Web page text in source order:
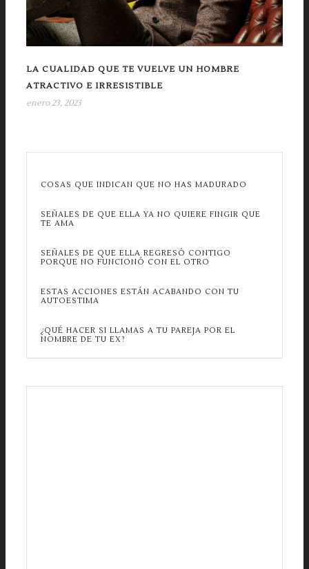
LA CUALIDAD QUE TE VUELVE UN HOMBRE
ATRACTIVO E IRRESISTIBLE
enero 23, 2023
COSAS QUE INDICAN QUE NO HAS MADURADO
SEÑALES DE QUE ELLA YA NO QUIERE FINGIR QUE
TE AMA
SEÑALES DE QUE ELLA REGRESÓ CONTIGO
PORQUE NO FUNCIONÓ CON EL OTRO
ESTAS ACCIONES ESTÁN ACABANDO CON TU
AUTOESTIMA
¿QUÉ HACER SI LLAMAS A TU PAREJA POR EL
NOMBRE DE TU EX?